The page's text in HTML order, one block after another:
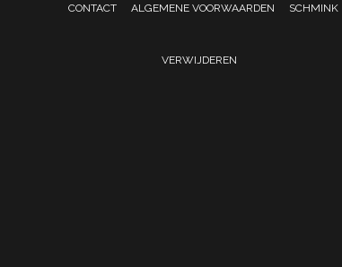
CONTACT ALGEMENE VOORWAARDEN SCHMINK
VERWIJDEREN